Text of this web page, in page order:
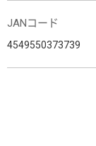
JANコード
4549550373739